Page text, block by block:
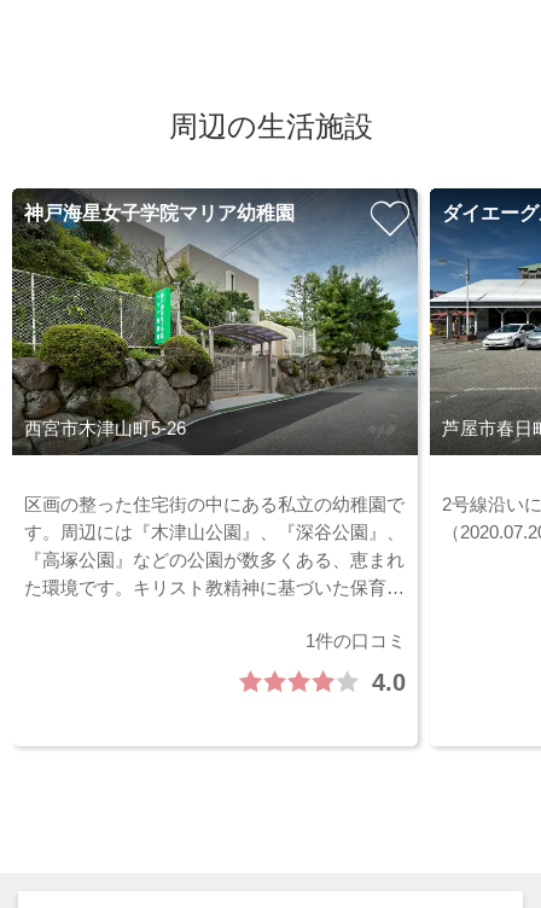
周辺の生活施設
神戸海星女子学院マリア幼稚園
西宮市木津山町5-26
区画の整った住宅街の中にある私立の幼稚園で
す。周辺には『木津山公園』、『深谷公園』、
『高塚公園』などの公園が数多くある、恵まれ
た環境です。キリスト教精神に基づいた保育が
1件の口コミ
4.0
ダイエー
芦屋市春日
2号線沿い
（